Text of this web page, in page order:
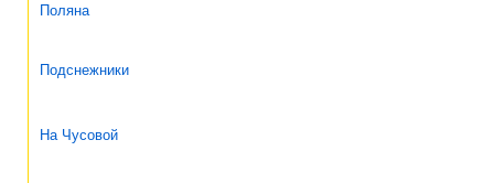
Поляна
Подснежники
На Чусовой